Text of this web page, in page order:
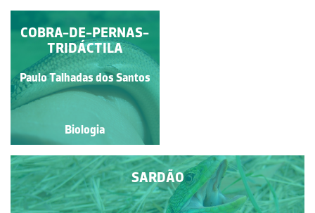
LAGARTIXA-DE-
DEDOS-DENTEADOS
Paulo Talhadas dos Santos
Biologia
SARDÃO
COBRA-DE-PERNAS-
TRIDÁCTILA
Paulo Talhadas dos Santos
Biologia